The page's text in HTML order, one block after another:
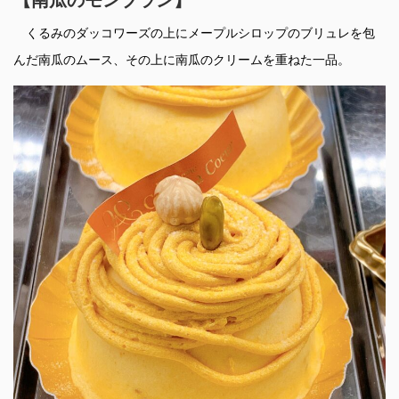
くるみのダッコワーズの上にメープルシロップのブリュレを包
んだ南瓜のムース、その上に南瓜のクリームを重ねた一品。